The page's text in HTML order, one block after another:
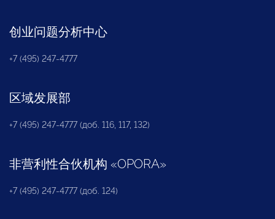
创业问题分析中心
+7 (495) 247-4777
区域发展部
+7 (495) 247-4777 (доб. 116, 117, 132)
非营利性合伙机构 «OPORA»
+7 (495) 247-4777 (доб. 124)